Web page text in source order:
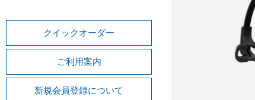
クイックオーダー
ご利用案内
新規会員登録について